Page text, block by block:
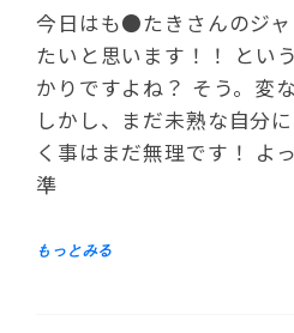
今日はも●たきさんのジ
たいと思います！！ とい
かりですよね？ そう。変
しかし、まだ未熟な自分
く事はまだ無理です！ よ
準